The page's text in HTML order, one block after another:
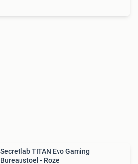
Secretlab TITAN Evo Gaming
Bureaustoel - Roze